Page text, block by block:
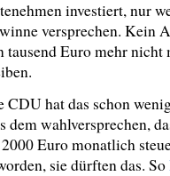
investiert, nur
versprechen. Kein
tausend Euro mehr nicht
CDU hat das schon
dem wahlversprechen,
Euro monatlich
sie dürften das. So